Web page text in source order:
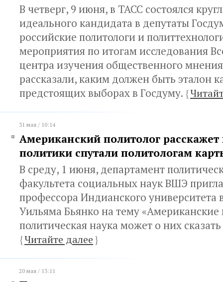
В четверг, 9 июня, в ТАСС состоялся
идеального кандидата в депутаты
российские политологи и
мероприятия по итогам исследования
центра изучения общественного
рассказали, каким должен быть эталон
предстоящих выборах в Госдуму. {
31 мая / 10:14
Американский политолог
политики спутали политологам
В среду, 1 июня, департамент
факультета социальных наук ВШЭ
профессора Индианского университета
Уильяма Бьянко на тему
политическая наука может о них
{Читайте далее}
20 мая / 13:11